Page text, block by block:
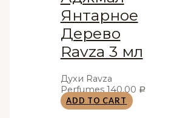
Янтарное
Дерево
Ravza 3 мл
Духи Ravza
Perfumes140,00 Р
ADD TO CART